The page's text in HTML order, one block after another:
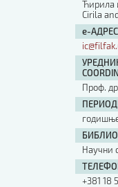
Ћирила
Cirila
е-
Проф.
Научни
+381 18